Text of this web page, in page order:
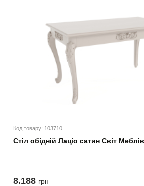
Код товару: 103710
Стіл обідній Лаціо сатин Світ Меблів
8.188 грн